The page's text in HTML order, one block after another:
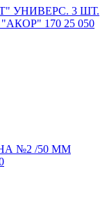
УНИВЕРС. 3 ШТ.
170 25 050
№2 /50 ММ